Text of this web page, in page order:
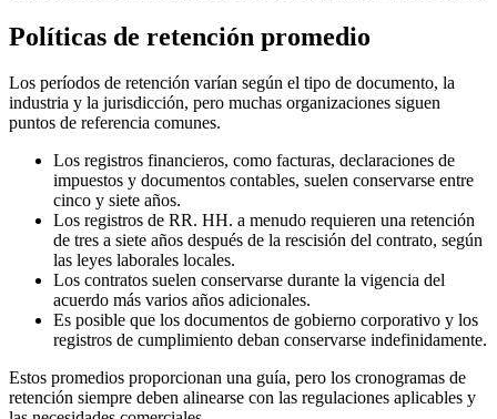
Políticas de retención promedio
Los períodos de retención varían según el tipo de documento, la
industria y la jurisdicción, pero muchas organizaciones siguen
puntos de referencia comunes.
Los registros financieros, como facturas, declaraciones de
impuestos y documentos contables, suelen conservarse entre
cinco y siete años.
Los registros de RR. HH. a menudo requieren una retención
de tres a siete años después de la rescisión del contrato, según
las leyes laborales locales.
Los contratos suelen conservarse durante la vigencia del
acuerdo más varios años adicionales.
Es posible que los documentos de gobierno corporativo y los
registros de cumplimiento deban conservarse indefinidamente.
Estos promedios proporcionan una guía, pero los cronogramas de
retención siempre deben alinearse con las regulaciones aplicables y